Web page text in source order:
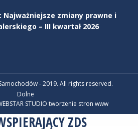
Najważniejsze zmiany prawne i
– III kwartał 2026
- 2019. All rights reserved.
Dolne
STUDIO tworzenie stron www
ZDS